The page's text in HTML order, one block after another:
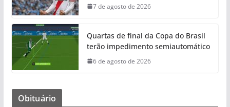
7 de agosto de 2026
Quartas de final da Copa do Brasil
terão impedimento semiautomático
6 de agosto de 2026
Obituário